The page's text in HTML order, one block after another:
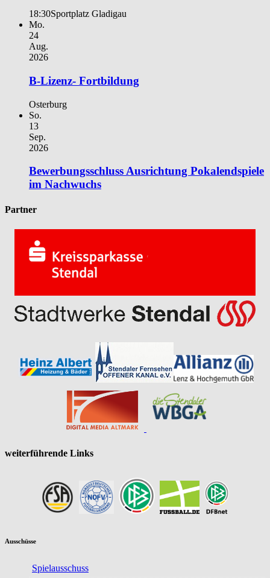
18:30Sportplatz Gladigau
Mo.
24
Aug.
2026
B-Lizenz- Fortbildung
Osterburg
So.
13
Sep.
2026
Bewerbungsschluss Ausrichtung Pokalendspiele
im Nachwuchs
Partner
weiterführende Links
Ausschüsse
Spielausschuss